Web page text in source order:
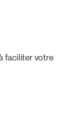
faciliter votre